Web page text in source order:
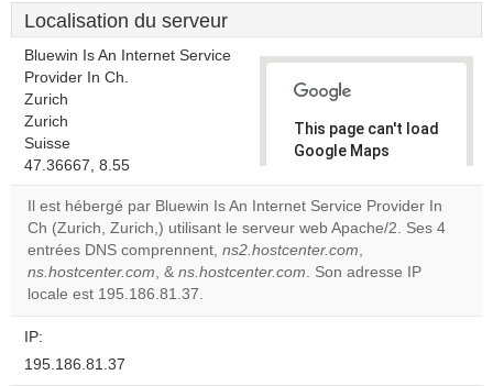
Localisation du serveur
Bluewin Is An Internet Service
Provider In Ch.
Zurich
Zurich
Suisse
47.36667, 8.55
This page can't load
Google Maps
Do you
own this
website?
OK
Il est hébergé par Bluewin Is An Internet Service Provider In
Ch (Zurich, Zurich,) utilisant le serveur web Apache/2. Ses 4
entrées DNS comprennent, ns2.hostcenter.com,
ns.hostcenter.com, & ns.hostcenter.com. Son adresse IP
locale est 195.186.81.37.
IP:
195.186.81.37